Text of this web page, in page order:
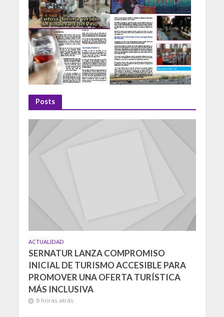
Posts
ACTUALIDAD
SERNATUR LANZA COMPROMISO
INICIAL DE TURISMO ACCESIBLE PARA
PROMOVER UNA OFERTA TURÍSTICA
MÁS INCLUSIVA
8 horas atrás